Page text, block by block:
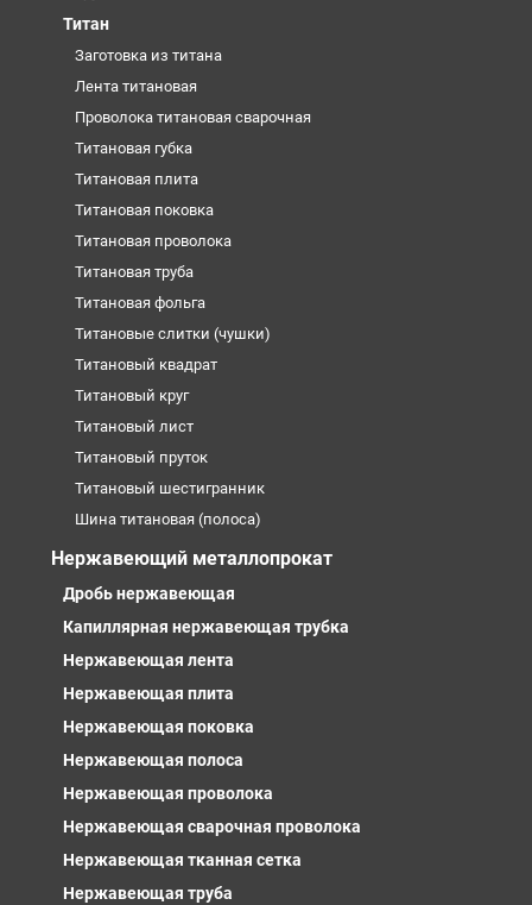
Титан
Заготовка из титана
Лента титановая
Проволока титановая сварочная
Титановая губка
Титановая плита
Титановая поковка
Титановая проволока
Титановая труба
Титановая фольга
Титановые слитки (чушки)
Титановый квадрат
Титановый круг
Титановый лист
Титановый пруток
Титановый шестигранник
Шина титановая (полоса)
Нержавеющий металлопрокат
Дробь нержавеющая
Капиллярная нержавеющая трубка
Нержавеющая лента
Нержавеющая плита
Нержавеющая поковка
Нержавеющая полоса
Нержавеющая проволока
Нержавеющая сварочная проволока
Нержавеющая тканная сетка
Нержавеющая труба